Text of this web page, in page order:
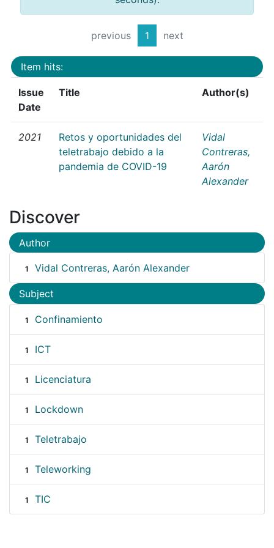
previous 1 next
Item hits:
Issue
Date
Title Author(s)
2021
Retos y oportunidades del
teletrabajo debido a la
pandemia de COVID-19
Vidal
Contreras,
Aarón
Alexander
Discover
Author
1 Vidal Contreras, Aarón Alexander
Subject
1 Confinamiento
1 ICT
1 Licenciatura
1 Lockdown
1 Teletrabajo
1 Teleworking
1 TIC